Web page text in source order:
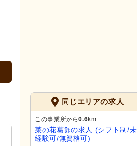
同じエリアの求人
この事業所から0.6km
菜の花葛飾の求人 (シフト制/未
経験可/無資格可)